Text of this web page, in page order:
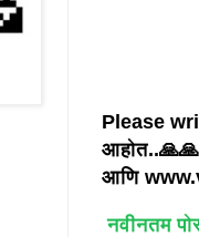
Please
आणि
नवीनतम